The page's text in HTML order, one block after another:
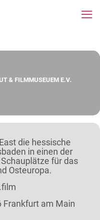
& FILMMUSEUEM E.V.
die hessische
in einen der
für das
Osteuropa.
Frankfurt am Main